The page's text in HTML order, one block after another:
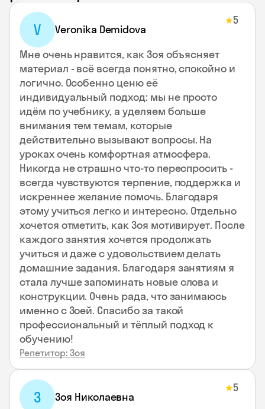
V Veronika Demidova
★5
Мне очень нравится, как Зоя объясняет
материал - всё всегда понятно, спокойно и
логично. Особенно ценю её
индивидуальный подход: мы не просто
идём по учебнику, а уделяем больше
внимания тем темам, которые
действительно вызывают вопросы. На
уроках очень комфортная атмосфера.
Никогда не страшно что-то переспросить -
всегда чувствуются терпение, поддержка и
искреннее желание помочь. Благодаря
этому учиться легко и интересно. Отдельно
хочется отметить, как Зоя мотивирует. После
каждого занятия хочется продолжать
учиться и даже с удовольствием делать
домашние задания. Благодаря занятиям я
стала лучше запоминать новые слова и
конструкции. Очень рада, что занимаюсь
именно с Зоей. Спасибо за такой
профессиональный и тёплый подход к
обучению!
Репетитор: Зоя
З Зоя Николаевна
★5